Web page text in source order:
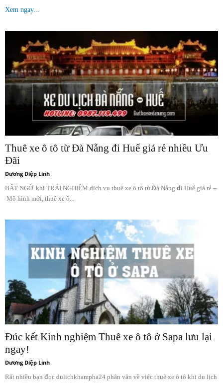
Xem ngay...
Thuê xe ô tô từ Đà Nẵng đi Huế giá rẻ nhiều Ưu
Đãi
Dương Diệp Linh
BẤT NGỜ khi TRẢI NGHIỆM dịch vụ thuê xe ô tô từ Đà Nẵng đi Huế giá rẻ –
Mô hình mới, thuê xe ô...
Đúc kết Kinh nghiệm Thuê xe ô tô ở Sapa lưu lại
ngay!
Dương Diệp Linh
Rất nhiều bạn đọc dulichkhampha24 phân vân về việc thuê xe ô tô khi du lịch